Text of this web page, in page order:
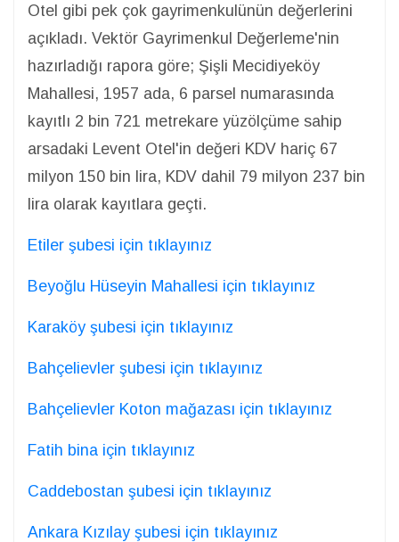
Otel gibi pek çok gayrimenkulünün değerlerini
açıkladı. Vektör Gayrimenkul Değerleme'nin
hazırladığı rapora göre; Şişli Mecidiyeköy
Mahallesi, 1957 ada, 6 parsel numarasında
kayıtlı 2 bin 721 metrekare yüzölçüme sahip
arsadaki Levent Otel'in değeri KDV hariç 67
milyon 150 bin lira, KDV dahil 79 milyon 237 bin
lira olarak kayıtlara geçti.
Etiler şubesi için tıklayınız
Beyoğlu Hüseyin Mahallesi için tıklayınız
Karaköy şubesi için tıklayınız
Bahçelievler şubesi için tıklayınız
Bahçelievler Koton mağazası için tıklayınız
Fatih bina için tıklayınız
Caddebostan şubesi için tıklayınız
Ankara Kızılay şubesi için tıklayınız